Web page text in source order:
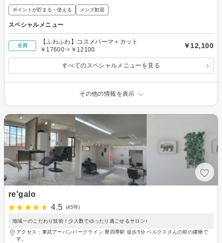
ポイントが貯まる・使える メンズ歓迎
スペシャルメニュー
全員
【ふわふわ】コスメパーマ＋カット
￥17600⇒￥12100
￥12,100
すべてのスペシャルメニューを見る
その他の情報を表示
re'galo
4.5
(45件)
地域一のこだわり技術！少人数でゆったり過ごせるサロン♪
アクセス：東武アーバンパークライン 豊四季駅 徒歩5分 ベルクスさんの前の建物で
す。